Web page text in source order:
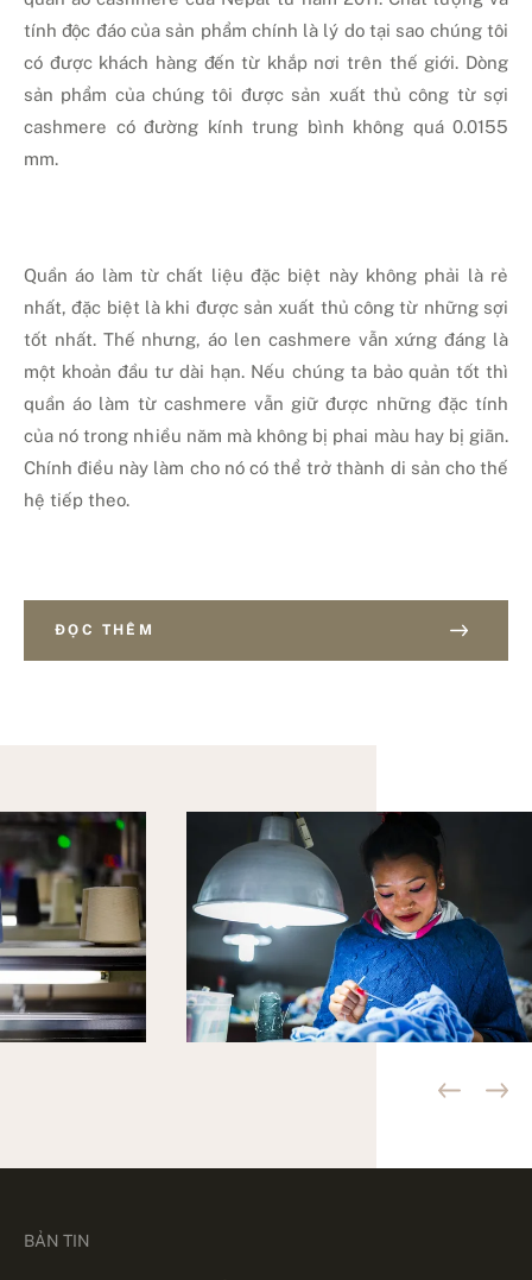
tính độc đáo của sản phẩm chính là lý do tại sao chúng tôi
có được khách hàng đến từ khắp nơi trên thế giới. Dòng
sản phẩm của chúng tôi được sản xuất thủ công từ sợi
cashmere có đường kính trung bình không quá 0.0155
mm.
Quần áo làm từ chất liệu đặc biệt này không phải là rẻ
nhất, đặc biệt là khi được sản xuất thủ công từ những sợi
tốt nhất. Thế nhưng, áo len cashmere vẫn xứng đáng là
một khoản đầu tư dài hạn. Nếu chúng ta bảo quản tốt thì
quần áo làm từ cashmere vẫn giữ được những đặc tính
của nó trong nhiều năm mà không bị phai màu hay bị giãn.
Chính điều này làm cho nó có thể trở thành di sản cho thế
hệ tiếp theo.
ĐỌC THÊM
BẢN TIN